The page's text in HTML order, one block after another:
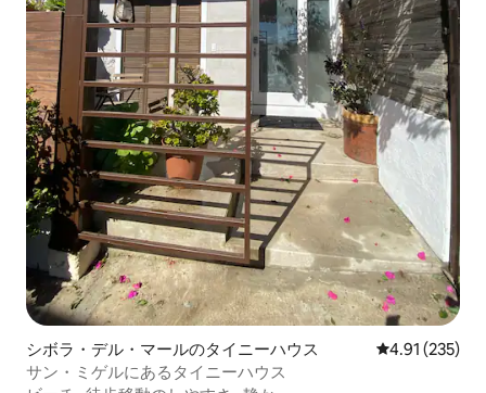
シボラ・デル・マールのタイニーハウス レビュー235
4.91 (235)
サン・ミゲルにあるタイニーハウス